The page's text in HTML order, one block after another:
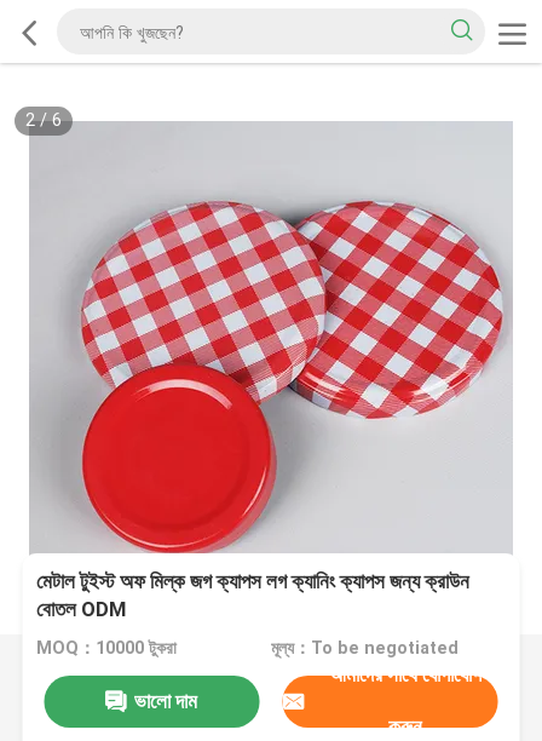
2/6
মেটাল টুইস্ট অফ মিল্ক জগ ক্যাপস লগ ক্যানিং ক্যাপস জন্য ক্রাউন
বোতল ODM
MOQ：10000 টুকরা মূল্য：To be negotiated
ভালো দাম
আমাদের সাথে যোগাযোগ
করুন